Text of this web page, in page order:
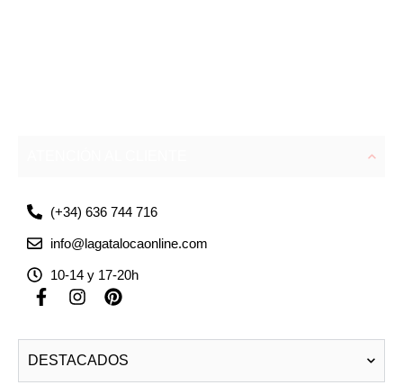
(+34) 636 744 716
info@lagatalocaonline.com
10-14 y 17-20h
F
a
e
b
o
I
n
t
a
g
P
i
t
e
r
DESTACADOS